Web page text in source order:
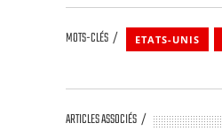
MOTS-CLÉS ETATS-UNIS
ARTICLES ASSOCIÉS